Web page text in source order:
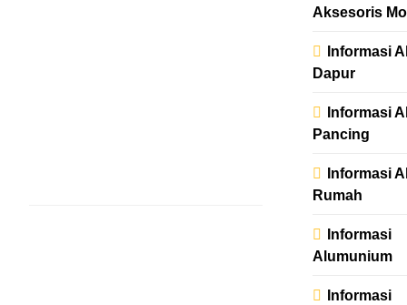
Babakan, Jl.
DemongGg. MI
Al Hikmah RT.
Mustikasari
Letak Alamat…
Read More
Terapi
Sehat
Nabawi
Aksesoris
Informasi
Dapur
Informasi
Pancing
Informasi
Rumah
Informasi
Alumunium
Informasi